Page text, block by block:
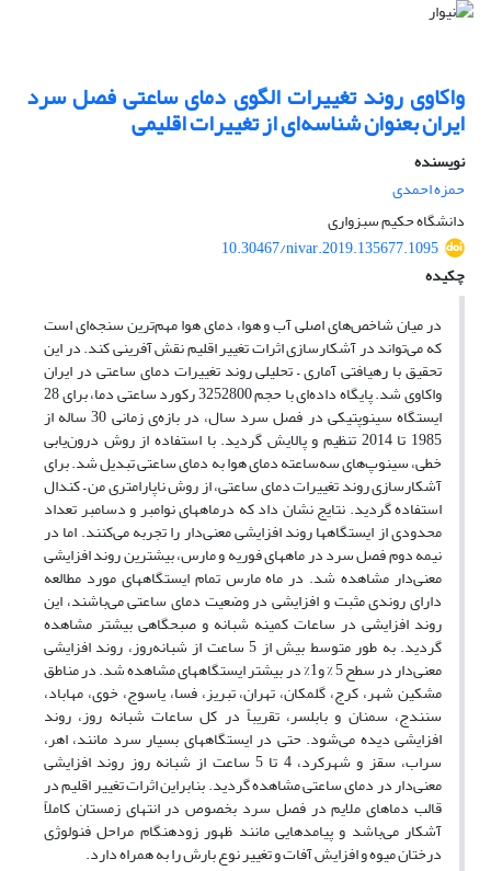
واکاوی روند تغییرات الگوی دمای ساعتی فصل سرد
ایران بعنوان شناسه‌ای از تغییرات اقلیمی
نویسنده
حمزه احمدی
دانشگاه حکیم سبزواری
10.30467/nivar.2019.135677.1095
چکیده
در میان شاخص‌های اصلی آب و هوا، دمای هوا مهم‌ترین سنجه‌ای است
که می‌تواند در آشکارسازی اثرات تغییر اقلیم نقش آفرینی کند. در این
تحقیق با رهیافتی آماری – تحلیلی روند تغییرات دمای ساعتی در ایران
واکاوی شد. پایگاه داده‌ای با حجم 3252800 رکورد ساعتی دما، برای 28
ایستگاه سینوپتیکی در فصل سرد سال، در بازه‌ی زمانی 30 ساله از
1985 تا 2014 تنظیم و پالایش گردید. با استفاده از روش درون‌یابی
خطی، سینوپ‌های سه‌ساعته دمای هوا به دمای ساعتی تبدیل شد. برای
آشکارسازی روند تغییرات دمای ساعتی، از روش ناپارامتری من – کندال
استفاده گردید. نتایج نشان داد که درماههای نوامبر و دسامبر تعداد
محدودی از ایستگاهها روند افزایشی معنی‌دار را تجربه می‌کنند. اما در
نیمه دوم فصل سرد در ماههای فوریه و مارس، بیشترین روند افزایشی
معنی‌دار مشاهده شد. در ماه مارس تمام ایستگاههای مورد مطالعه
دارای روندی مثبت و افزایشی در وضعیت دمای ساعتی می‌باشند، این
روند افزایشی در ساعات کمینه شبانه و صبحگاهی بیشتر مشاهده
گردید. به طور متوسط بیش از 5 ساعت از شبانه‌روز، روند افزایشی
معنی‌دار در سطح 5 % و1% در بیشتر ایستگاههای مشاهده شد. در مناطق
مشکین شهر، کرج، گلمکان، تهران، تبریز، فسا، یاسوج، خوی، مهاباد،
سنندج، سمنان و بابلسر، تقریباً در کل ساعات شبانه روز، روند
افزایشی دیده می‌شود. حتی در ایستگاههای بسیار سرد مانند، اهر،
سراب، سقز و شهرکرد، 4 تا 5 ساعت از شبانه روز روند افزایشی
معنی‌دار در دمای ساعتی مشاهده گردید. بنابراین اثرات تغییر اقلیم در
قالب دماهای ملایم در فصل سرد بخصوص در انتهای زمستان کاملاً
آشکار می‌باشد و پیامدهایی مانند ظهور زودهنگام مراحل فنولوژی
درختان میوه و افزایش آفات و تغییر نوع بارش را به همراه دارد.